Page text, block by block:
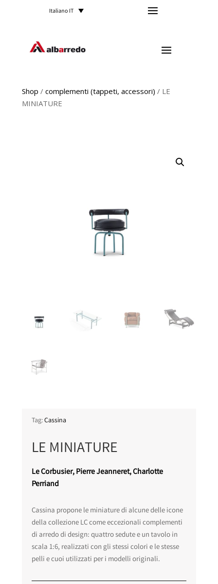
Italiano IT
Shop / complementi (tappeti, accessori) / LE
MINIATURE
Tag:Cassina
LE MINIATURE
Le Corbusier, Pierre Jeanneret, Charlotte
Perriand
Cassina propone le miniature di alcune delle icone
della collezione LC come eccezionali complementi
di arredo di design: quattro sedute e un tavolo in
scala 1:6, realizzati con gli stessi colori e le stesse
pelli e cuoi utilizzati per i modelli originali.